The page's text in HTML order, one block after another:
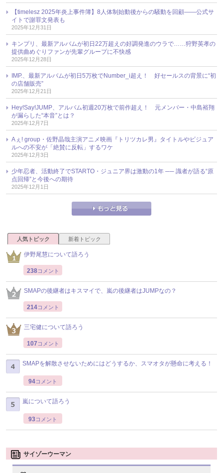
【timelesz 2025年炎上事件簿】8人体制始動後からの騒動を回顧――公式サ
イトで謝罪文発表も
2025年12月31日
キンプリ、最新アルバムが初日22万超えの好調発進のウラで……狩野英孝の
提供曲めぐりファンが先輩グループに不快感
2025年12月28日
IMP.、最新アルバムが初日5万枚でNumber_i超え！ 好セールスの背景に“初
の店舗販売”
2025年12月21日
Hey!Say!JUMP、アルバム初週20万枚で前作超え！ 元メンバー・中島裕翔
が漏らした“本音”とは？
2025年12月7日
Aぇ! group・佐野晶哉主演アニメ映画『トリツカレ男』タイトルやビジュア
ルへの不安が「絶賛に反転」するワケ
2025年12月3日
少年忍者、活動終了でSTARTO・ジュニア界は激動の1年 ── 識者が語る“原
点回帰”と今後への期待
2025年12月1日
人気トピック 新着トピック
伊野尾慧について語ろう
238コメント
SMAPの後継者はキスマイで、嵐の後継者はJUMPなの？
214コメント
三宅健について語ろう
107 コメント
SMAPを解散させないためにはどうするか、スマオタが懸命に考える！
94コメント
嵐について語ろう
93コメント
サイゾーウーマン